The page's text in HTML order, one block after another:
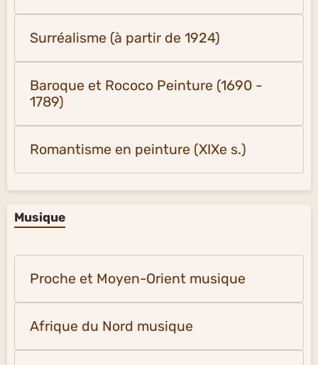
Surréalisme (à partir de 1924)
Baroque et Rococo Peinture (1690 -
1789)
Romantisme en peinture (XIXe s.)
Musique
Proche et Moyen-Orient musique
Afrique du Nord musique